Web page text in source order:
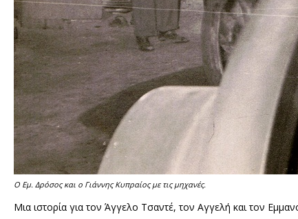
Ο Εμ. Δρόσος και ο Γιάννης Κυπραίος με τις μηχανές.
Μια ιστορία για τον Άγγελο Τσαντέ, τον Αγγελή και τον